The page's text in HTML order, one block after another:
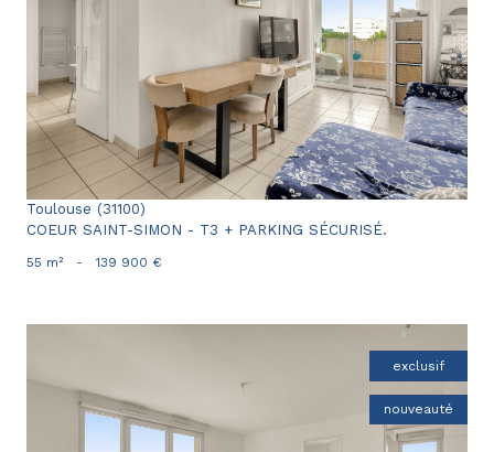
voir le bien
Toulouse (31100)
COEUR SAINT-SIMON - T3 + PARKING SÉCURISÉ.
55 m² - 139 900 €
exclusif
nouveauté